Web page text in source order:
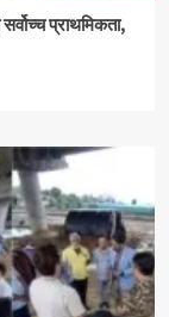
प्राथमिकता,